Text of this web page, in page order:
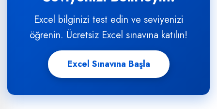
Excel bilginizi test edin ve seviyenizi
öğrenin. Ücretsiz Excel sınavına katılın!
Excel Sınavına Başla